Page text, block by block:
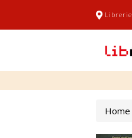
Librerie
Home